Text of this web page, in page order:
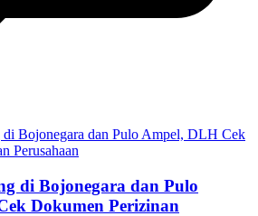
di Bojonegara dan Pulo
Dokumen Perizinan